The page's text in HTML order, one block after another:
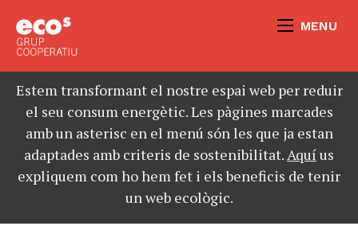
MENU
Estem transformant el nostre espai web per reduir
el seu consum energètic. Les pàgines marcades
amb un asterisc en el menú són les que ja estan
adaptades amb criteris de sostenibilitat.Aquíus
expliquem com ho hem fet i els beneficis de tenir
un web ecològic.